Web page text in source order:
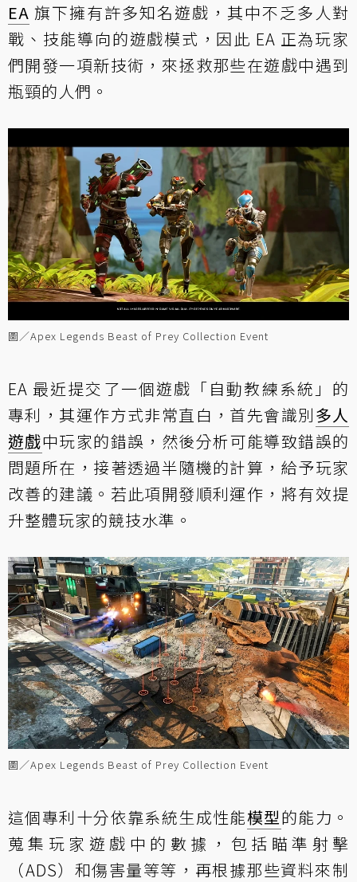
EA 旗下擁有許多知名遊戲，其中不乏多人對
戰、技能導向的遊戲模式，因此 EA 正為玩家
們開發一項新技術，來拯救那些在遊戲中遇到
瓶頸的人們。
圖／Apex Legends Beast of Prey Collection Event
EA 最近提交了一個遊戲「自動教練系統」的
專利，其運作方式非常直白，首先會識別多人
遊戲中玩家的錯誤，然後分析可能導致錯誤的
問題所在，接著透過半隨機的計算，給予玩家
改善的建議。若此項開發順利運作，將有效提
升整體玩家的競技水準。
圖／Apex Legends Beast of Prey Collection Event
這個專利十分依靠系統生成性能模型的能力。
蒐集玩家遊戲中的數據，包括瞄準射擊
（ADS）和傷害量等等，再根據那些資料來制